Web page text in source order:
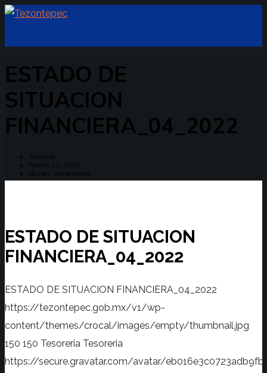
ESTADO DE
SITUACION
FINANCIERA_04_2022
Tesoreria
Febrero 10, 2023
No Hay Comentarios
ESTADO DE SITUACION
FINANCIERA_04_2022
ESTADO DE SITUACION FINANCIERA_04_2022
https://tezontepec.gob.mx/v1/wp-
content/themes/crocal/images/empty/thumbnail.jpg
150 150 Tesoreria Tesoreria
https://secure.gravatar.com/avatar/